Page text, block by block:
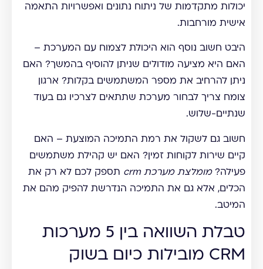
יכולות מתקדמות של ניתוח נתונים ואפשרויות התאמה
אישית מורחבות.
היבט חשוב נוסף הוא היכולת לצמוח עם המערכת –
האם היא מציעה מודולים שניתן להוסיף בהמשך? האם
ניתן להרחיב את מספר המשתמשים בקלות? ארגון
צומח צריך לבחור מערכת שתתאים לצרכיו גם בעוד
שנתיים-שלוש.
חשוב גם לשקול את רמת התמיכה המוצעת – האם
קיים שירות לקוחות זמין? האם יש קהילת משתמשים
פעילה?מומלצת מערכת crm
תספק לכם לא רק את
הכלים, אלא גם את התמיכה הנדרשת להפיק מהם את
המיטב.
טבלת השוואה בין 5 מערכות
CRM מובילות כיום בשוק